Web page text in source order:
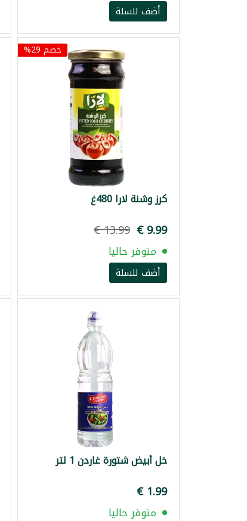
أضف للسلة
خصم 29%
كرز وشنة لارا 480غ
متوفر حاليا
أضف للسلة
خل أبيض شتورة غاردن 1 لتر
متوفر حاليا